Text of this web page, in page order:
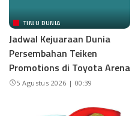
TINJU DUNIA
Jadwal Kejuaraan Dunia
Persembahan Teiken
Promotions di Toyota Arena
5 Agustus 2026 | 00:39